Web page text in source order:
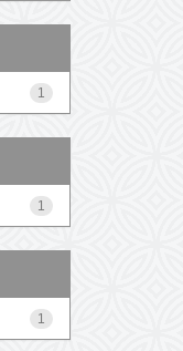
1
1
1